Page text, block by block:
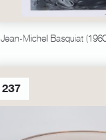
Jean-Michel Basquiat
237